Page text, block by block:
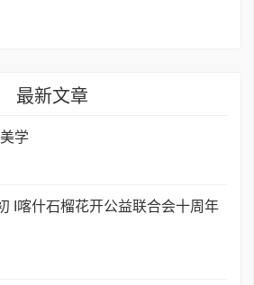
最新文章
学
I喀什石榴花开公益联合会十周年